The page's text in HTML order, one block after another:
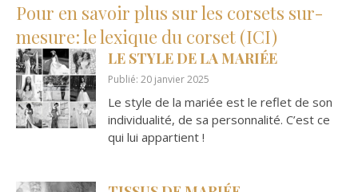
Pour en savoir plus sur les corsets sur-
mesure: le lexique du corset (ICI)
LE STYLE DE LA MARIÉE
Publié: 20 janvier 2025
Le style de la mariée est le reflet de son
individualité, de sa personnalité. C’est ce
qui lui appartient !